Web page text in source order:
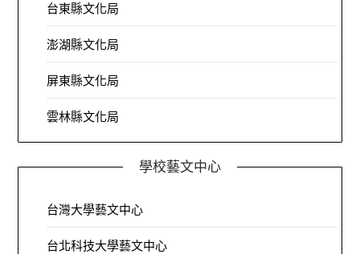
台東縣文化局
澎湖縣文化局
屏東縣文化局
雲林縣文化局
學校藝文中心
台灣大學藝文中心
台北科技大學藝文中心